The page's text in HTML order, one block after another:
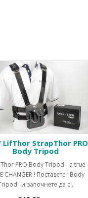
LifThor StrapThor PRO
Body Tripod
PRO Body Tripod - a true
CHANGER ! Поставете "Body
и започнете да с..